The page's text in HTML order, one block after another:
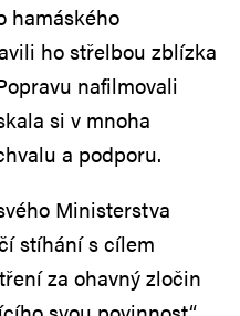
hamáského
ho střelbou zblízka
nafilmovali
si v mnoha
a podporu.
Ministerstva
stíhání s cílem
za ohavný zločin